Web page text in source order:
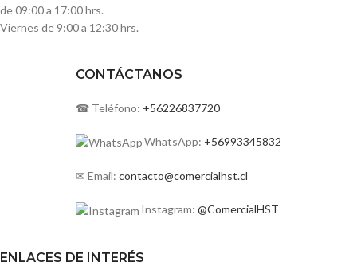
de 09:00 a 17:00 hrs.
Viernes de 9:00 a 12:30 hrs.
CONTÁCTANOS
☎ Teléfono: +56226837720
WhatsApp: +56993345832
✉ Email: contacto@comercialhst.cl
Instagram: @ComercialHST
ENLACES DE INTERÉS